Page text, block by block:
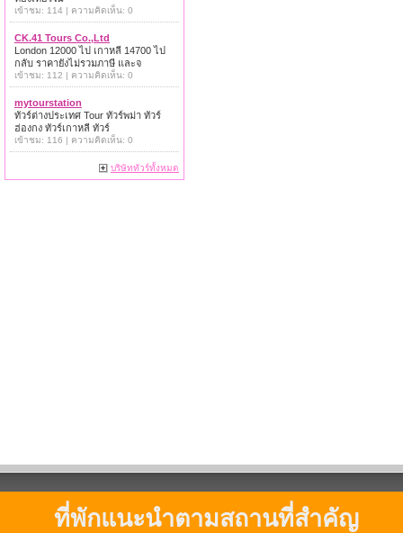
เข้าชม: 114 | ความคิดเห็น: 0
CK.41 Tours Co.,Ltd
London 12000 ไป เกาหลี 14700 ไป
กลับ ราคายังไม่รวมภาษี และจ
เข้าชม: 112 | ความคิดเห็น: 0
mytourstation
ทัวร์ต่างประเทศ Tour ทัวร์พม่า ทัวร์
ฮ่องกง ทัวร์เกาหลี ทัวร์
เข้าชม: 116 | ความคิดเห็น: 0
บริษัททัวร์ทั้งหมด
ที่พักแนะนำตามสถานที่สำคัญ